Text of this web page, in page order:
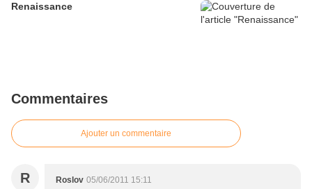
Renaissance
Commentaires
Ajouter un commentaire
R Roslov 05/06/2011 15:11